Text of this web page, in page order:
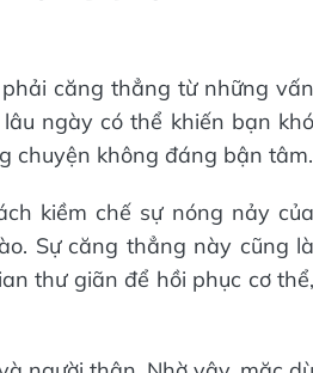
căng thẳng từ những vấn
ngày có thể khiến bạn khó
chuyện không đáng bận tâm.
kiềm chế sự nóng nảy của
Sự căng thẳng này cũng là
thư giãn để hồi phục cơ thể,